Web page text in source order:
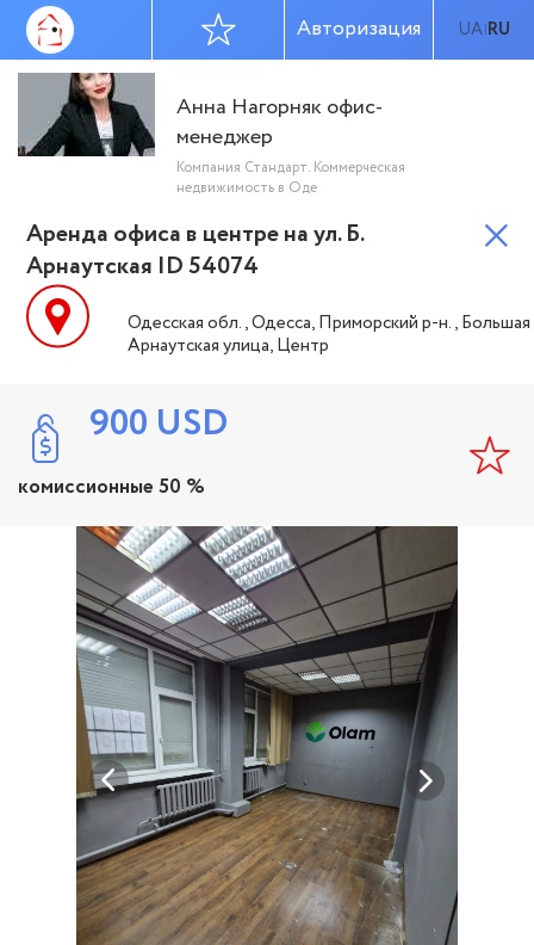
UA|RU
Авторизация
Анна Нагорняк офис-
менеджер
Компания Стандарт. Коммерческая
недвижимость в Оде
Аренда офиса в центре на ул. Б.
Арнаутская ID 54074
Одесская обл., Одесса, Приморский р-н., Большая
Арнаутская улица, Центр
900 USD
комиссионные 50 %